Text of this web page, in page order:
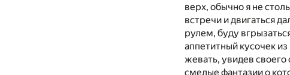
верх, обычно я не
встречи и двигаться
рулем, буду
аппетитный кусочек
жевать, увидев
смелые фантазии о